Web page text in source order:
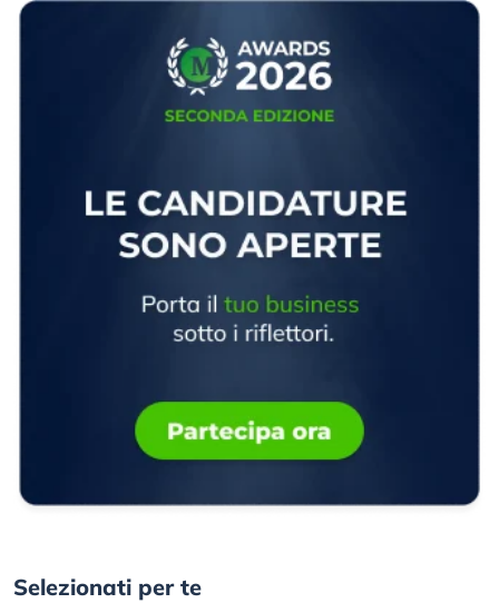
Selezionati per te